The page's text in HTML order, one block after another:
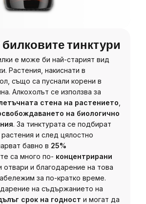
билковите тинктури
е може би най-старият вид
Растения, накиснати в
също са пуснали корени в
Алкохолът се използва за
стена на растението
на биологично
. За тинктурата се подбират
и след цялостно
бавно в 25%
са много по- концентрирани
отвари и благодарение на това
за по-кратко време.
на съдържанието на
срок на годност и могат да